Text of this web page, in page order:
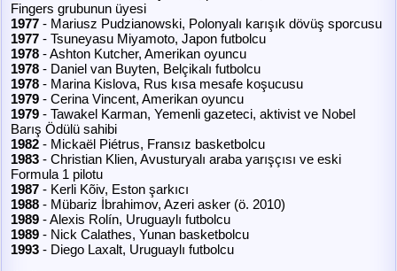
Fingers grubunun üyesi
1977 - Mariusz Pudzianowski, Polonyalı karışık dövüş sporcusu
1977 - Tsuneyasu Miyamoto, Japon futbolcu
1978 - Ashton Kutcher, Amerikan oyuncu
1978 - Daniel van Buyten, Belçikalı futbolcu
1978 - Marina Kislova, Rus kısa mesafe koşucusu
1979 - Cerina Vincent, Amerikan oyuncu
1979 - Tawakel Karman, Yemenli gazeteci, aktivist ve Nobel
Barış Ödülü sahibi
1982 - Mickaël Piétrus, Fransız basketbolcu
1983 - Christian Klien, Avusturyalı araba yarışçısı ve eski
Formula 1 pilotu
1987 - Kerli Kõiv, Eston şarkıcı
1988 - Mübariz İbrahimov, Azeri asker (ö. 2010)
1989 - Alexis Rolín, Uruguaylı futbolcu
1989 - Nick Calathes, Yunan basketbolcu
1993 - Diego Laxalt, Uruguaylı futbolcu